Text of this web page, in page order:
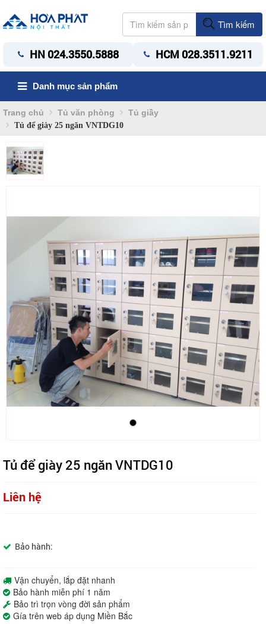
Tìm kiếm
HN 024.3550.5888 HCM 028.3511.9211
Danh mục sản phẩm
Trang chủ Tủ văn phòng Tủ giầy
Tủ để giày 25 ngăn VNTDG10
Tủ để giày 25 ngăn VNTDG10
Liên hệ
Bảo hành:
Vận chuyển, lắp đặt nhanh
Bảo hành miễn phí 1 năm
Bảo trì trọn vòng đời sản phẩm
Gía trên web áp dụng Miền Bắc